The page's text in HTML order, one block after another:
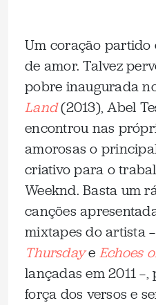
Um coração partido
de amor. Talvez
pobre inaugurada
Land(2013), Abel
encontrou nas
amorosas o
criativo para o
Weeknd. Basta um
canções
mixtapes do artista —
Thursdaye Echoes
lançadas em 2011
força dos versos e